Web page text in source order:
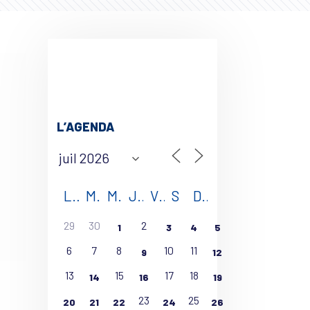
L’AGENDA
L M M J V S D
29 30 1 2 3 4 5
6 7 8 9 10 11 12
13 14 15 16 17 18 19
20 21 22 23 24 25 26